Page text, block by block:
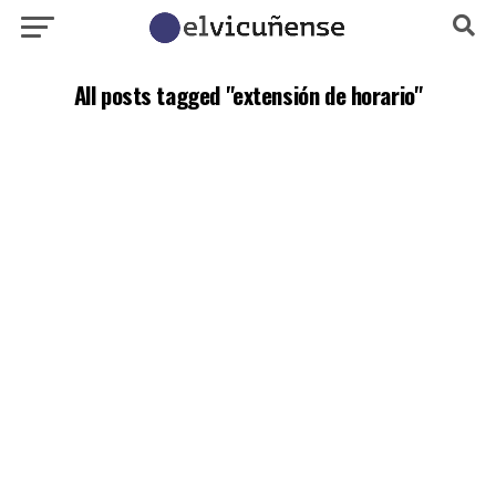
All posts tagged "extensión de horario"